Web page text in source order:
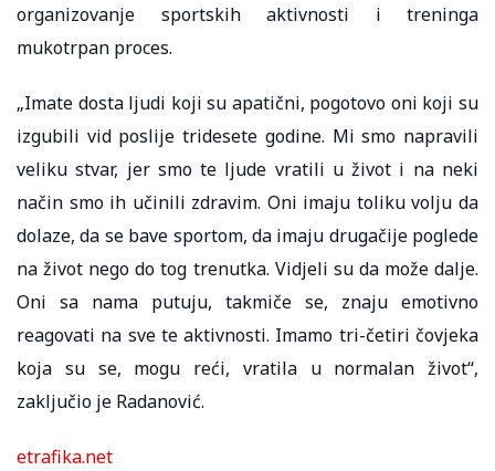
organizovanje sportskih aktivnosti i treninga
mukotrpan proces.
„Imate dosta ljudi koji su apatični, pogotovo oni koji su
izgubili vid poslije tridesete godine. Mi smo napravili
veliku stvar, jer smo te ljude vratili u život i na neki
način smo ih učinili zdravim. Oni imaju toliku volju da
dolaze, da se bave sportom, da imaju drugačije poglede
na život nego do tog trenutka. Vidjeli su da može dalje.
Oni sa nama putuju, takmiče se, znaju emotivno
reagovati na sve te aktivnosti. Imamo tri-četiri čovjeka
koja su se, mogu reći, vratila u normalan život“,
zaključio je Radanović.
etrafika.net